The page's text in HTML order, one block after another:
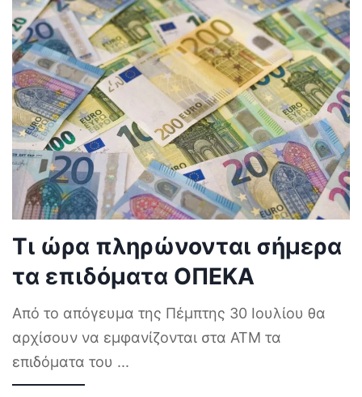
Τι ώρα πληρώνονται σήμερα
τα επιδόματα ΟΠΕΚΑ
Από το απόγευμα της Πέμπτης 30 Ιουλίου θα
αρχίσουν να εμφανίζονται στα ΑΤΜ τα
επιδόματα του ...